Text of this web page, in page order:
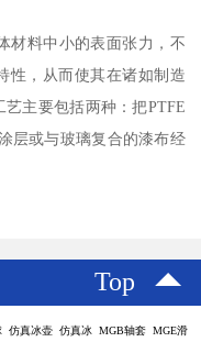
料中小的表面张力，不
性，从而使其在诸如制造
主要包括两种：把PTFE
层或与玻璃复合的漆布经
Top
仿真冰壶 仿真冰 MGB轴套 MGE滑